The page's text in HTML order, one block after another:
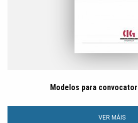
Modelos para
VER MÁIS